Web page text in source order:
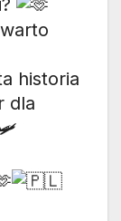
historia
dla